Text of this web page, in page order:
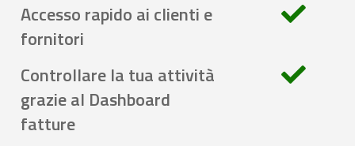
Accesso rapido ai clienti e
fornitori
Controllare la tua attività
grazie al Dashboard
fatture